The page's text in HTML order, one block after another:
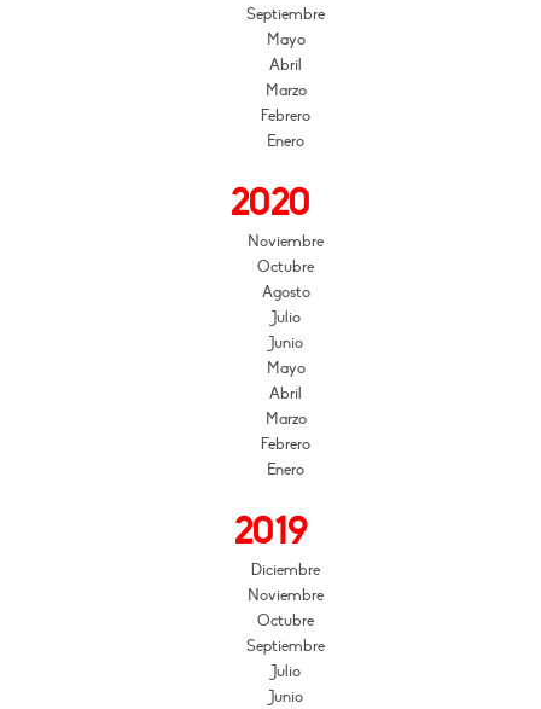
Septiembre
Mayo
Abril
Marzo
Febrero
Enero
2020
Noviembre
Octubre
Agosto
Julio
Junio
Mayo
Abril
Marzo
Febrero
Enero
2019
Diciembre
Noviembre
Octubre
Septiembre
Julio
Junio